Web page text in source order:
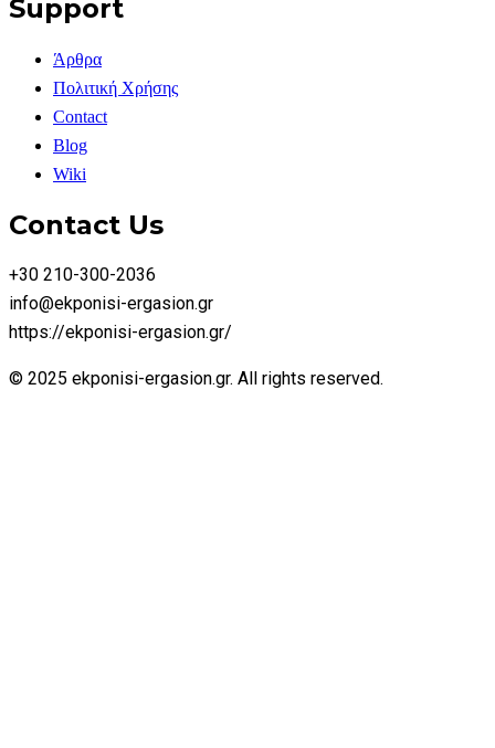
Support
Άρθρα
Πολιτική Χρήσης
Contact
Blog
Wiki
Contact Us
+30 210-300-2036
info@ekponisi-ergasion.gr
https://ekponisi-ergasion.gr/
© 2025 ekponisi-ergasion.gr. All rights reserved.